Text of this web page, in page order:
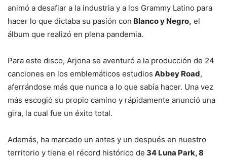
animó a desafiar a la industria y a los Grammy Latino para
hacer lo que dictaba su pasión con Blanco y Negro, el
álbum que realizó en plena pandemia.
Para este disco, Arjona se aventuró a la producción de 24
canciones en los emblemáticos estudios Abbey Road,
aferrándose más que nunca a lo que sabía hacer. Una vez
más escogió su propio camino y rápidamente anunció una
gira, la cual fue un éxito total.
Además, ha marcado un antes y un después en nuestro
territorio y tiene el récord histórico de 34 Luna Park, 8